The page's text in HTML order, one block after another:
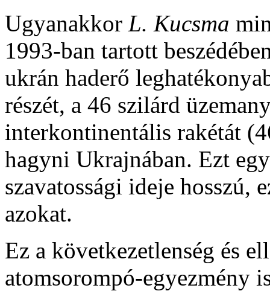
Ugyanakkor L. Kucsma
1993-ban tartott
ukrán haderő
részét, a 46 szilárd
interkontinentális rakétát
hagyni Ukrajnában. Ezt
szavatossági ideje hosszú,
azokat.
Ez a következetlenség és
atomsorompó-egyezmény